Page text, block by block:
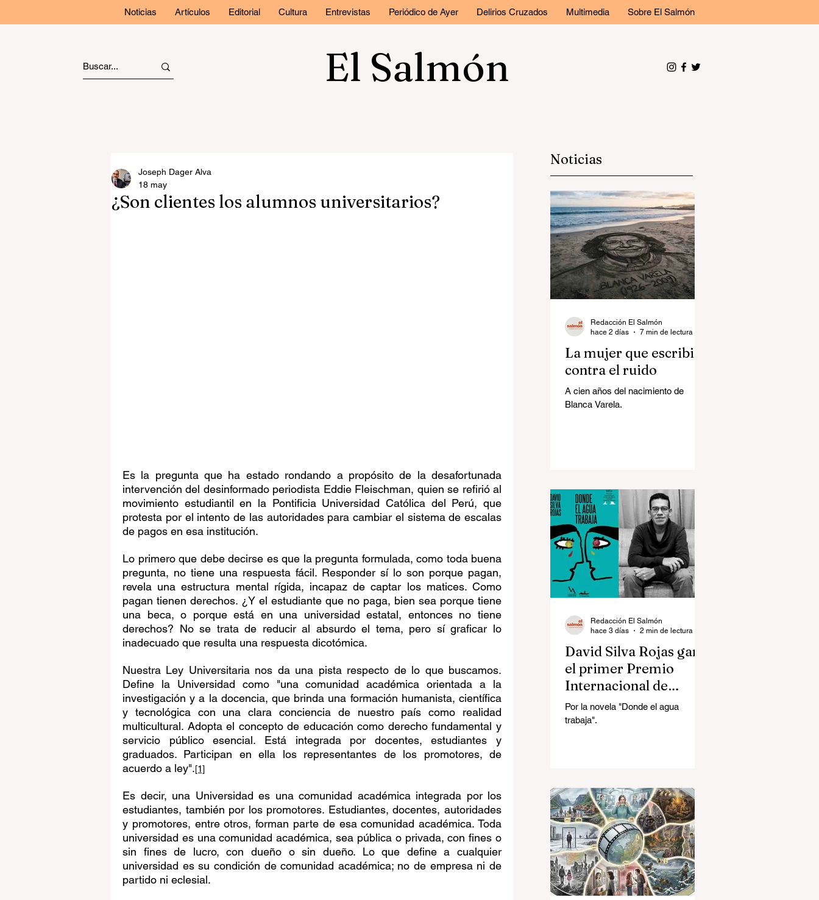
Noticias Artículos Editorial Cultura Entrevistas Periódico de Ayer Delirios Cruzados Multimedia Sobre El Salmón
El Salmón
¿Son clientes los alumnos universitarios?
Joseph Dager Alva
18 may
Es la pregunta que ha estado rondando a propósito de la desafortunada
intervención del desinformado periodista Eddie Fleischman, quien se refirió al
movimiento estudiantil en la Pontificia Universidad Católica del Perú, que
protesta por el intento de las autoridades para cambiar el sistema de escalas
de pagos en esa institución.
Lo primero que debe decirse es que la pregunta formulada, como toda buena
pregunta, no tiene una respuesta fácil. Responder sí lo son porque pagan,
revela una estructura mental rígida, incapaz de captar los matices. Como
pagan tienen derechos. ¿Y el estudiante que no paga, bien sea porque tiene
una beca, o porque está en una universidad estatal, entonces no tiene
derechos? No se trata de reducir al absurdo el tema, pero sí graficar lo
inadecuado que resulta una respuesta dicotómica.
Nuestra Ley Universitaria nos da una pista respecto de lo que buscamos.
Define la Universidad como "una comunidad académica orientada a la
investigación y a la docencia, que brinda una formación humanista, científica
y tecnológica con una clara conciencia de nuestro país como realidad
multicultural. Adopta el concepto de educación como derecho fundamental y
servicio público esencial. Está integrada por docentes, estudiantes y
graduados. Participan en ella los representantes de los promotores, de
acuerdo a ley".[1]
Es decir, una Universidad es una comunidad académica integrada por los
estudiantes, también por los promotores. Estudiantes, docentes, autoridades
y promotores, entre otros, forman parte de esa comunidad académica. Toda
universidad es una comunidad académica, sea pública o privada, con fines o
sin fines de lucro, con dueño o sin dueño. Lo que define a cualquier
universidad es su condición de comunidad académica; no de empresa ni de
partido ni eclesial.
Noticias
La mujer que escribió
contra el ruido
A cien años del nacimiento de
Blanca Varela.
Redacción El Salmón
hace 2 días
7 min de lectura
David Silva Rojas ganó
el primer Premio
Internacional de
Novela Breve Almadía
Ventosa-Arrufat
Por la novela "Donde el agua
trabaja".
Redacción El Salmón
hace 3 días
2 min de lectura